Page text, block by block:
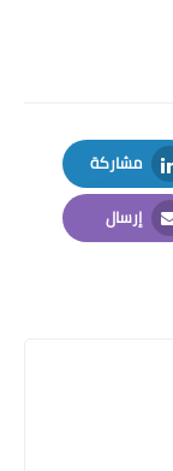
مشاركة
LinkedIn
إرسال
Email